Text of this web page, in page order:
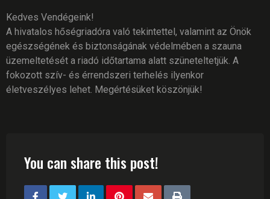
Kedves Vendégeink!
A hivatalos hőségriadóra való tekintettel, valamint az Önök
egészségének és biztonságának védelmében a szauna
üzemeltetését a riadó időtartama alatt szüneteltetjük. A
fokozott szív- és érrendszeri terhelés ilyenkor
életveszélyes lehet. Megértésüket köszönjük!
You can share this post!